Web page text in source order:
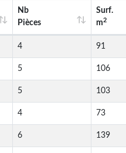
Nb
Pièces
Surf.
m2
4 91
5 106
5 103
4 73
6 139